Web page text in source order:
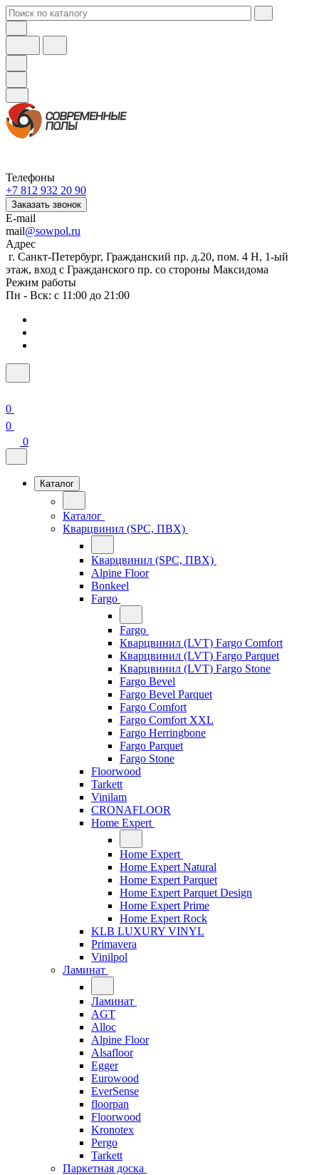
Телефоны
+7 812 932 20 90
Заказать звонок
E-mail
mail@sowpol.ru
Адрес
г. Санкт-Петербург, Гражданский пр. д.20, пом. 4 Н, 1-ый
этаж, вход с Гражданского пр. со стороны Максидома
Режим работы
Пн - Вск: с 11:00 до 21:00
0
0
0
Каталог
Каталог
Кварцвинил (SPC, ПВХ)
Кварцвинил (SPC, ПВХ)
Alpine Floor
Bonkeel
Fargo
Fargo
Кварцвинил (LVT) Fargo Comfort
Кварцвинил (LVT) Fargo Parquet
Кварцвинил (LVT) Fargo Stone
Fargo Bevel
Fargo Bevel Parquet
Fargo Comfort
Fargo Comfort XXL
Fargo Herringbone
Fargo Parquet
Fargo Stone
Floorwood
Tarkett
Vinilam
CRONAFLOOR
Home Expert
Home Expert
Home Expert Natural
Home Expert Parquet
Home Expert Parquet Design
Home Expert Prime
Home Expert Rock
KLB LUXURY VINYL
Primavera
Vinilpol
Ламинат
Ламинат
AGT
Alloc
Alpine Floor
Alsafloor
Egger
Eurowood
EverSense
floorpan
Floorwood
Kronotex
Pergo
Tarkett
Паркетная доска